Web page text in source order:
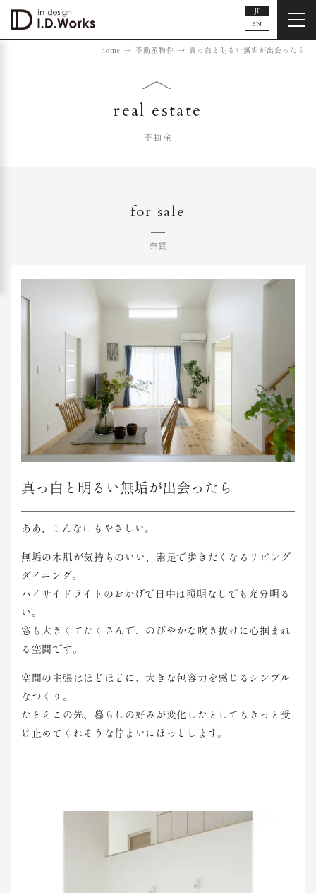
JP
EN
home 不動産物件 真っ白と明るい無垢が出会ったら
real estate
不動産
for sale
売買
真っ白と明るい無垢が出会ったら
ああ、こんなにもやさしい。
無垢の木肌が気持ちのいい、素足で歩きたくなるリビング
ダイニング。
ハイサイドライトのおかげで日中は照明なしでも充分明る
い。
窓も大きくてたくさんで、のびやかな吹き抜けに心掴まれ
る空間です。
空間の主張はほどほどに、大きな包容力を感じるシンプル
なつくり。
たとえこの先、暮らしの好みが変化したとしてもきっと受
け止めてくれそうな佇まいにほっとします。